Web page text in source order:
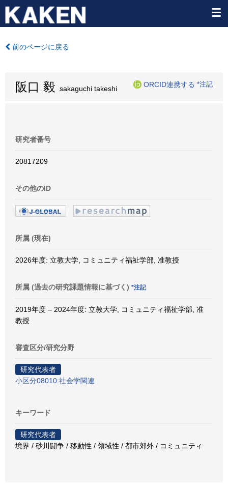
前のページに戻る
阪口 毅 sakaguchi takeshi
ORCID連携する *注記
研究者番号
20817209
その他のID
所属 (現在)
2026年度: 立教大学, コミュニティ福祉学部, 准教授
所属 (過去の研究課題情報に基づく) *注記
2019年度 – 2024年度: 立教大学, コミュニティ福祉学部, 准
教授
審査区分/研究分野
研究代表者
小区分08010:社会学関連
キーワード
研究代表者
境界 / 砂川闘争 / 移動性 / 領域性 / 都市郊外 / コミュニティ